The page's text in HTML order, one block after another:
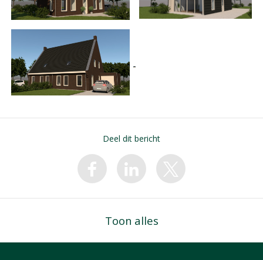
Deel dit bericht
Toon alles